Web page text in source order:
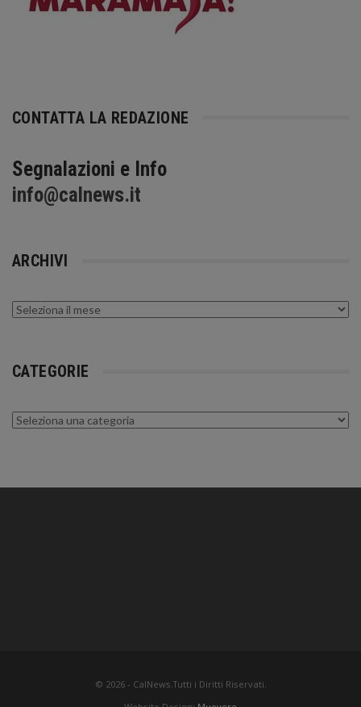
CONTATTA LA REDAZIONE
Segnalazioni e Info
info@calnews.it
ARCHIVI
Archivi
CATEGORIE
Categorie
© 2026 - CalNews.Tutti i Diritti Riservati.